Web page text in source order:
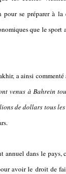
pour se préparer à la
que le sport
a ainsi
venus à Bahrein
de dollars tous les
annuel dans le
avoir le droit de